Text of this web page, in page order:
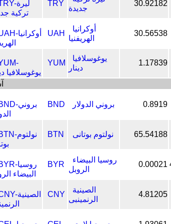
TRY
جديدة
30.92182
UAH
أوكرانيا
الهريفنيا
30.56538
YUM
يوغوسلافيا
دينار
1.17839
BND بروني الدولار 0.8919
BTN نولتوم بوتانى 65.54188
BYR
روسيا البيضاء
الروبل
0.00021
CNY
الصينية
الرنمينبى
4.81205